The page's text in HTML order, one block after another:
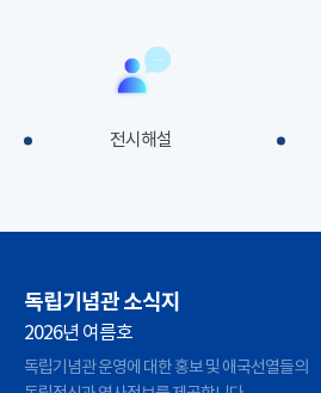
전시해설
독립기념관 소식지
2026년 여름호
독립기념관 운영에 대한 홍보 및 애국선열들의